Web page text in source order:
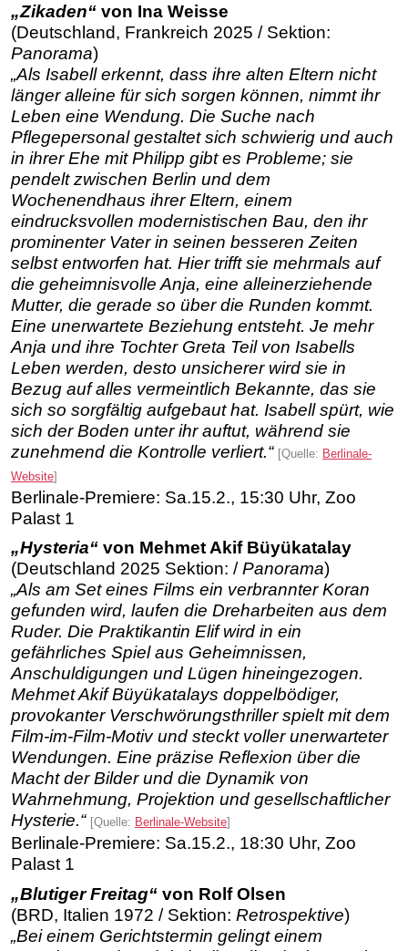
„Zikaden“ von Ina Weisse
(Deutschland, Frankreich 2025 / Sektion:
Panorama)
„Als Isabell erkennt, dass ihre alten Eltern nicht
länger alleine für sich sorgen können, nimmt ihr
Leben eine Wendung. Die Suche nach
Pflegepersonal gestaltet sich schwierig und auch
in ihrer Ehe mit Philipp gibt es Probleme; sie
pendelt zwischen Berlin und dem
Wochenendhaus ihrer Eltern, einem
eindrucksvollen modernistischen Bau, den ihr
prominenter Vater in seinen besseren Zeiten
selbst entworfen hat. Hier trifft sie mehrmals auf
die geheimnisvolle Anja, eine alleinerziehende
Mutter, die gerade so über die Runden kommt.
Eine unerwartete Beziehung entsteht. Je mehr
Anja und ihre Tochter Greta Teil von Isabells
Leben werden, desto unsicherer wird sie in
Bezug auf alles vermeintlich Bekannte, das sie
sich so sorgfältig aufgebaut hat. Isabell spürt, wie
sich der Boden unter ihr auftut, während sie
zunehmend die Kontrolle verliert.“ [Quelle: Berlinale-
Website]
Berlinale-Premiere: Sa.15.2., 15:30 Uhr, Zoo
Palast 1
„Hysteria“ von Mehmet Akif Büyükatalay
(Deutschland 2025 Sektion: /Panorama)
„Als am Set eines Films ein verbrannter Koran
gefunden wird, laufen die Dreharbeiten aus dem
Ruder. Die Praktikantin Elif wird in ein
gefährliches Spiel aus Geheimnissen,
Anschuldigungen und Lügen hineingezogen.
Mehmet Akif Büyükatalays doppelbödiger,
provokanter Verschwörungsthriller spielt mit dem
Film-im-Film-Motiv und steckt voller unerwarteter
Wendungen. Eine präzise Reflexion über die
Macht der Bilder und die Dynamik von
Wahrnehmung, Projektion und gesellschaftlicher
Hysterie.“ [Quelle: Berlinale-Website]
Berlinale-Premiere: Sa.15.2., 18:30 Uhr, Zoo
Palast 1
„Blutiger Freitag“ von Rolf Olsen
(BRD, Italien 1972 / Sektion: Retrospektive)
„Bei einem Gerichtstermin gelingt einem